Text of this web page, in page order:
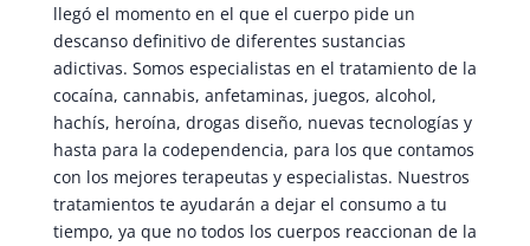
llegó el momento en el que el cuerpo pide un
descanso definitivo de diferentes sustancias
adictivas. Somos especialistas en el tratamiento de la
cocaína, cannabis, anfetaminas, juegos, alcohol,
hachís, heroína, drogas diseño, nuevas tecnologías y
hasta para la codependencia, para los que contamos
con los mejores terapeutas y especialistas. Nuestros
tratamientos te ayudarán a dejar el consumo a tu
tiempo, ya que no todos los cuerpos reaccionan de la